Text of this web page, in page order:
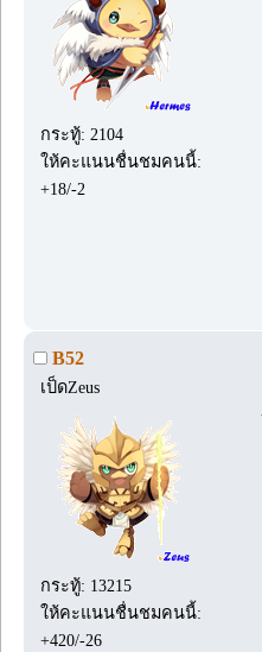
กระทู้: 2104
ให้คะแนนชื่นชมคนนี้:
+18/-2
B52
เป็ดZeus
กระทู้: 13215
ให้คะแนนชื่นชมคนนี้:
+420/-26